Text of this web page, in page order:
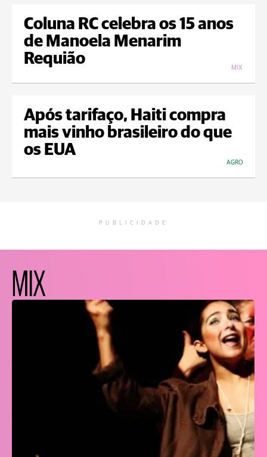
Coluna RC celebra os 15 anos
de Manoela Menarim
Requião
MIX
Após tarifaço, Haiti compra
mais vinho brasileiro do que
os EUA
AGRO
PUBLICIDADE
MIX